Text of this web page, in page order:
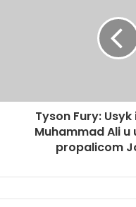
Tyson Fury:
Muhammad Ali u
propalicom